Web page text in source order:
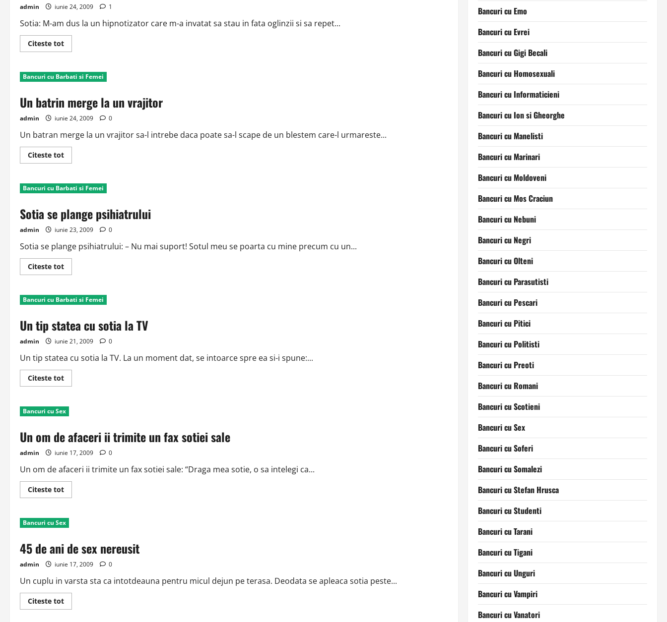
admin iunie 24, 2009 1
Sotia: M-am dus la un hipnotizator care m-a invatat sa stau in fata oglinzii si sa repet...
Citeste totRead
more
Bancuri cu Barbati si Femei
Un batrin merge la un vrajitor
admin iunie 24, 2009 0
Un batran merge la un vrajitor sa-l intrebe daca poate sa-l scape de un blestem care-l urmareste...
Citeste totRead
more
batrin
merge
la
vrajitor
Bancuri cu Barbati si Femei
Sotia se plange psihiatrului
admin iunie 23, 2009 0
Sotia se plange psihiatrului: – Nu mai suport! Sotul meu se poarta cu mine precum cu un...
Citeste totRead
more
se
plange
psihiatrului
Bancuri cu Barbati si Femei
Un tip statea cu sotia la TV
admin iunie 21, 2009 0
Un tip statea cu sotia la TV. La un moment dat, se intoarce spre ea si-i spune:...
Citeste totRead
more
tip
statea
cu
la
TV
Bancuri cu Sex
Un om de afaceri ii trimite un fax sotiei sale
admin iunie 17, 2009 0
Un om de afaceri ii trimite un fax sotiei sale: “Draga mea sotie, o sa intelegi ca...
Citeste totRead
more
om
de
afaceri
trimite
un
sotiei
Bancuri cu Sex
45 de ani de sex nereusit
admin iunie 17, 2009 0
Un cuplu in varsta sta ca intotdeauna pentru micul dejun pe terasa. Deodata se apleaca sotia peste...
Citeste totRead
more
Bancuri cu Emo
Bancuri cu Evrei
Bancuri cu Gigi Becali
Bancuri cu Homosexuali
Bancuri cu Informaticieni
Bancuri cu Ion si Gheorghe
Bancuri cu Manelisti
Bancuri cu Marinari
Bancuri cu Moldoveni
Bancuri cu Mos Craciun
Bancuri cu Nebuni
Bancuri cu Negri
Bancuri cu Olteni
Bancuri cu Parasutisti
Bancuri cu Pescari
Bancuri cu Pitici
Bancuri cu Politisti
Bancuri cu Preoti
Bancuri cu Romani
Bancuri cu Scotieni
Bancuri cu Sex
Bancuri cu Soferi
Bancuri cu Somalezi
Bancuri cu Stefan Hrusca
Bancuri cu Studenti
Bancuri cu Tarani
Bancuri cu Tigani
Bancuri cu Unguri
Bancuri cu Vampiri
Bancuri cu Vanatori